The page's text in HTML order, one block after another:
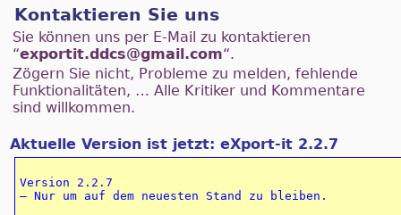
Kontaktieren Sie uns
Sie können uns per E-Mail zu kontaktieren
“exportit.ddcs@gmail.com“.
Zögern Sie nicht, Probleme zu melden, fehlende
Funktionalitäten, … Alle Kritiker und Kommentare
sind willkommen.
Aktuelle Version ist jetzt: eXport-it 2.2.7
Version 2.2.7
– Nur um auf dem neuesten Stand zu bleiben.